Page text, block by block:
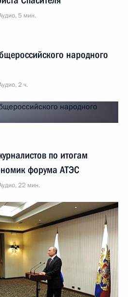
5 мин.
народного
2 ч.
по итогам
форума АТЭС
22 мин.